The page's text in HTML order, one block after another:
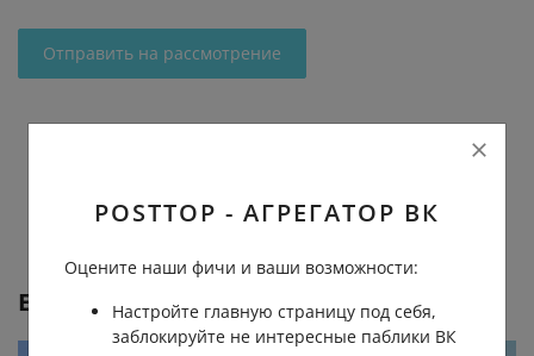
Отправить на рассмотрение
Еще от Saed Alomari
POSTTOP - АГРЕГАТОР ВК
Оцените наши фичи и ваши возможности:
Настройте главную страницу под себя,
заблокируйте не интересные паблики ВК